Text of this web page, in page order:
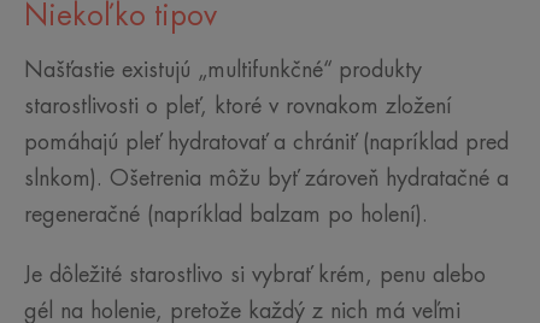
Niekoľko tipov
Našťastie existujú „multifunkčné“ produkty
starostlivosti o pleť, ktoré v rovnakom zložení
pomáhajú pleť hydratovať a chrániť (napríklad pred
slnkom). Ošetrenia môžu byť zároveň hydratačné a
regeneračné (napríklad balzam po holení).
Je dôležité starostlivo si vybrať krém, penu alebo
gél na holenie, pretože každý z nich má veľmi